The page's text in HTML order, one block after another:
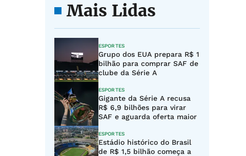
Mais Lidas
ESPORTES
Grupo dos EUA prepara R$ 1
bilhão para comprar SAF de
clube da Série A
ESPORTES
Gigante da Série A recusa
R$ 6,9 bilhões para virar
SAF e aguarda oferta maior
ESPORTES
Estádio histórico do Brasil
de R$ 1,5 bilhão começa a